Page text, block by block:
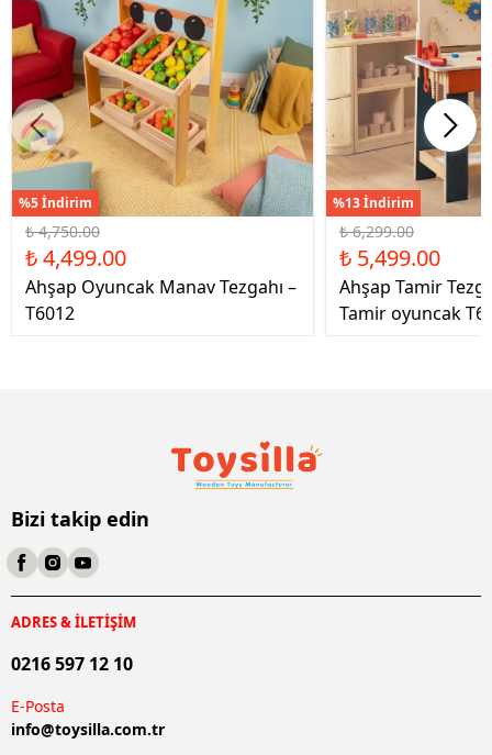
%5 İndirim
₺ 4,750.00
₺ 4,499.00
Ahşap Oyuncak Manav Tezgahı –
T6012
%13 İndirim
₺ 6,299.00
₺ 5,499.00
Ahşap Tamir
Tamir oyuncak
Bizi takip edin
ADRES & İLETİŞİM
0216 597 12 10
E-Posta
info@toysilla.com.tr